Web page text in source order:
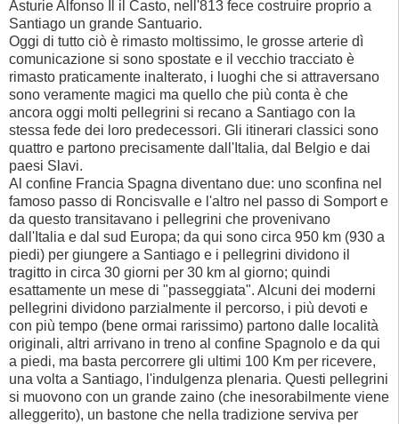
Asturie Alfonso Il il Casto, nell'813 fece costruire proprio a
Santiago un grande Santuario.
Oggi di tutto ciò è rimasto moltissimo, le grosse arterie dì
comunicazione si sono spostate e il vecchio tracciato è
rimasto praticamente inalterato, i luoghi che si attraversano
sono veramente magici ma quello che più conta è che
ancora oggi molti pellegrini si recano a Santiago con la
stessa fede dei loro predecessori. Gli itinerari classici sono
quattro e partono precisamente dall'Italia, dal Belgio e dai
paesi Slavi.
Al confine Francia Spagna diventano due: uno sconfina nel
famoso passo di Roncisvalle e l'altro nel passo di Somport e
da questo transitavano i pellegrini che provenivano
dall'Italia e dal sud Europa; da qui sono circa 950 km (930 a
piedi) per giungere a Santiago e i pellegrini dividono il
tragitto in circa 30 giorni per 30 km al giorno; quindi
esattamente un mese di "passeggiata". Alcuni dei moderni
pellegrini dividono parzialmente il percorso, i più devoti e
con più tempo (bene ormai rarissimo) partono dalle località
originali, altri arrivano in treno al confine Spagnolo e da qui
a piedi, ma basta percorrere gli ultimi 100 Km per ricevere,
una volta a Santiago, l'indulgenza plenaria. Questi pellegrini
si muovono con un grande zaino (che inesorabilmente viene
alleggerito), un bastone che nella tradizione serviva per